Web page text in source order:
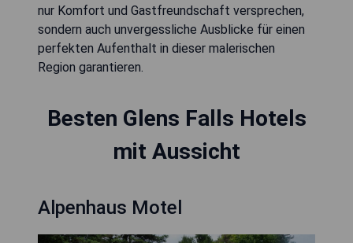
nur Komfort und Gastfreundschaft versprechen,
sondern auch unvergessliche Ausblicke für einen
perfekten Aufenthalt in dieser malerischen
Region garantieren.
Besten Glens Falls Hotels
mit Aussicht
Alpenhaus Motel